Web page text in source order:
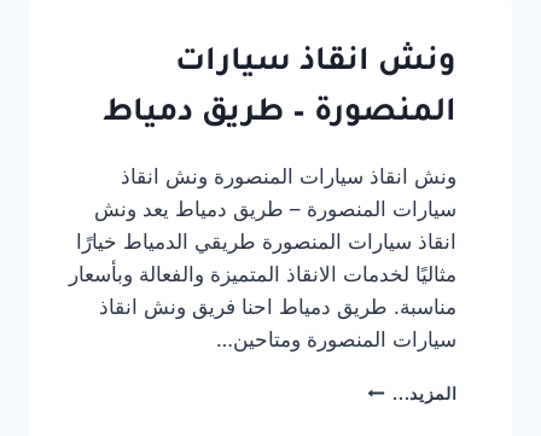
طريق
طلخا
ونش انقاذ سيارات
المنصورة – طريق دمياط
ونش انقاذ سيارات المنصورة ونش انقاذ
سيارات المنصورة – طريق دمياط يعد ونش
انقاذ سيارات المنصورة طريقي الدمياط خيارًا
مثاليًا لخدمات الانقاذ المتميزة والفعالة وبأسعار
مناسبة. طريق دمياط احنا فريق ونش انقاذ
سيارات المنصورة ومتاحين…
المزيد... ونش